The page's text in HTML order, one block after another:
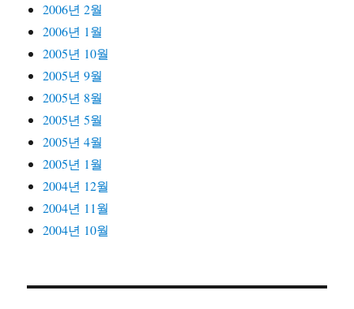
2006년 2월
2006년 1월
2005년 10월
2005년 9월
2005년 8월
2005년 5월
2005년 4월
2005년 1월
2004년 12월
2004년 11월
2004년 10월